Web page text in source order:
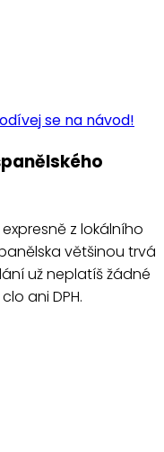
se na návod!
z lokálního
většinou trvá
už neplatíš žádné
ani DPH.